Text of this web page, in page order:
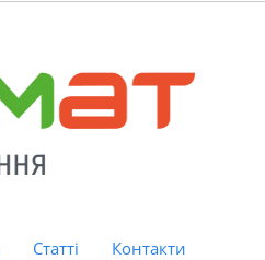
Статті Контакти